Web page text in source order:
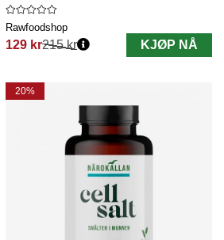
Rawfoodshop
129 kr
Vanlig pris:
215 kr KJØP NÅ
20%